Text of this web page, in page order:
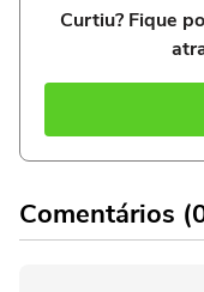
Curtiu? Fique
Comentários